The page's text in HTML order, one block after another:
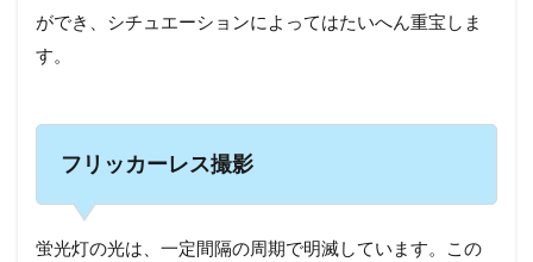
ができ、シチュエーションによってはたいへん重宝しま
す。
フリッカーレス撮影
蛍光灯の光は、一定間隔の周期で明滅しています。この